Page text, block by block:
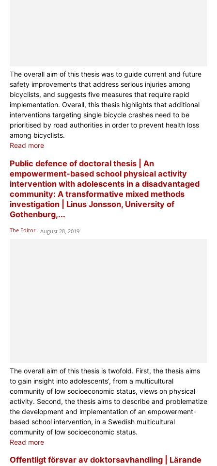
The overall aim of this thesis was to guide current and future
safety improvements that address serious injuries among
bicyclists, and suggests five measures that require rapid
implementation. Overall, this thesis highlights that additional
interventions targeting single bicycle crashes need to be
prioritised by road authorities in order to prevent health loss
among bicyclists.
Read more
Public defence of doctoral thesis | An
empowerment-based school physical activity
intervention with adolescents in a disadvantaged
community: A transformative mixed methods
investigation | Linus Jonsson, University of
Gothenburg,...
The Editor - August 28, 2019
The overall aim of this thesis is twofold. First, the thesis aims
to gain insight into adolescents’, from a multicultural
community of low socioeconomic status, views on physical
activity. Second, the thesis aims to describe and problematize
the development and implementation of an empowerment-
based school intervention, in a Swedish multicultural
community of low socioeconomic status.
Read more
Offentligt försvar av doktorsavhandling | Lärande